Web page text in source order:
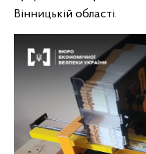
Вінницькій області.